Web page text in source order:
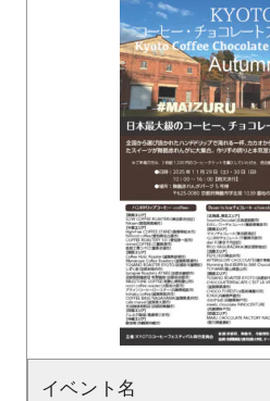
イベント名